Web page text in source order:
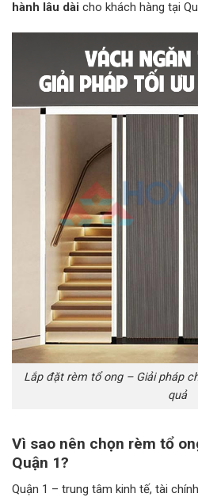
hành lâu dài cho khách hàng tại
Lắp đặt rèm tổ ong – Giải pháp
quả
Vì sao nên chọn rèm tổ
Quận 1?
Quận 1 – trung tâm kinh tế, tài